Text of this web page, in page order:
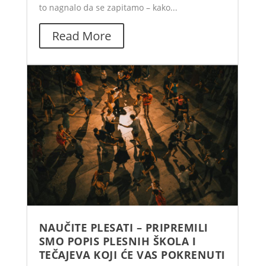
to nagnalo da se zapitamo – kako...
Read More
NAUČITE PLESATI – PRIPREMILI
SMO POPIS PLESNIH ŠKOLA I
TEČAJEVA KOJI ĆE VAS POKRENUTI